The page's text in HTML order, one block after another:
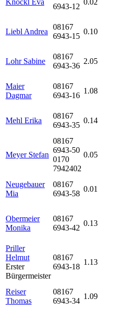
Knöckl Eva
6943-12
0.02
Liebl Andrea
08167
6943-15
0.10
Lohr Sabine
08167
6943-36
2.05
Maier
Dagmar
08167
6943-16
1.08
Mehl Erika
08167
6943-35
0.14
Meyer Stefan
08167
6943-50
0170
7942402
0.05
Neugebauer
Mia
08167
6943-58
0.01
Obermeier
Monika
08167
6943-42
0.13
Priller
Helmut
Erster
Bürgermeister
08167
6943-18
1.13
Reiser
Thomas
08167
6943-34
1.09